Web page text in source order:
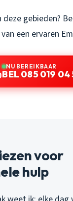
deze gebieden?
een ervaren
NU BEREIKBAAR
BEL 085 019 04
voor
hulp